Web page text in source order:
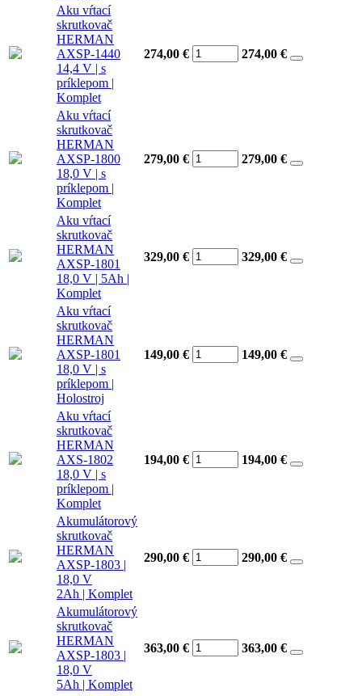
Aku vŕtací
skrutkovač
HERMAN
AXSP-1440
14,4 V | s
príklepom |
Komplet
274,00 € 274,00 €
Aku vŕtací
skrutkovač
HERMAN
AXSP-1800
18,0 V | s
príklepom |
Komplet
279,00 € 279,00 €
Aku vŕtací
skrutkovač
HERMAN
AXSP-1801
18,0 V | 5Ah |
Komplet
329,00 € 329,00 €
Aku vŕtací
skrutkovač
HERMAN
AXSP-1801
18,0 V | s
príklepom |
Holostroj
149,00 € 149,00 €
Aku vŕtací
skrutkovač
HERMAN
AXS-1802
18,0 V | s
príklepom |
Komplet
194,00 € 194,00 €
Akumulátorový
skrutkovač
HERMAN
AXSP-1803 |
18,0 V
2Ah | Komplet
290,00 € 290,00 €
Akumulátorový
skrutkovač
HERMAN
AXSP-1803 |
18,0 V
5Ah | Komplet
363,00 € 363,00 €